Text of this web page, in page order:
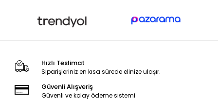
Hızlı Teslimat
Siparişleriniz en kısa sürede elinize ulaşır.
Güvenli Alışveriş
Güvenli ve kolay ödeme sistemi